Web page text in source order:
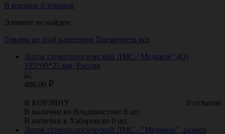
В корзине 0 товаров
Элемент не найден
Товары из этой категории Посмотреть все
Лоток стоматологический ЛМС-"Медикон"-(О)
195*90*25 мм, Россия
486.00
0 отзывов
В КОРЗИНУ
В наличии во Владивостоке 8 шт.
В наличии в Хабаровске 0 шт.
Лоток стоматологический ЛМС - "Медикон", размер